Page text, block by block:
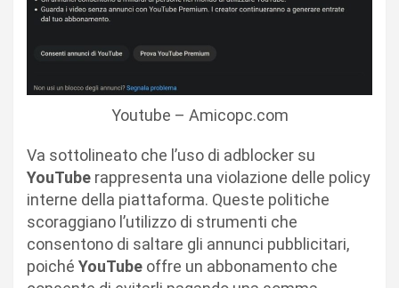
Youtube – Amicopc.com
Va sottolineato che l’uso di adblocker su
YouTube rappresenta una violazione delle policy
interne della piattaforma. Queste politiche
scoraggiano l’utilizzo di strumenti che
consentono di saltare gli annunci pubblicitari,
poiché YouTube offre un abbonamento che